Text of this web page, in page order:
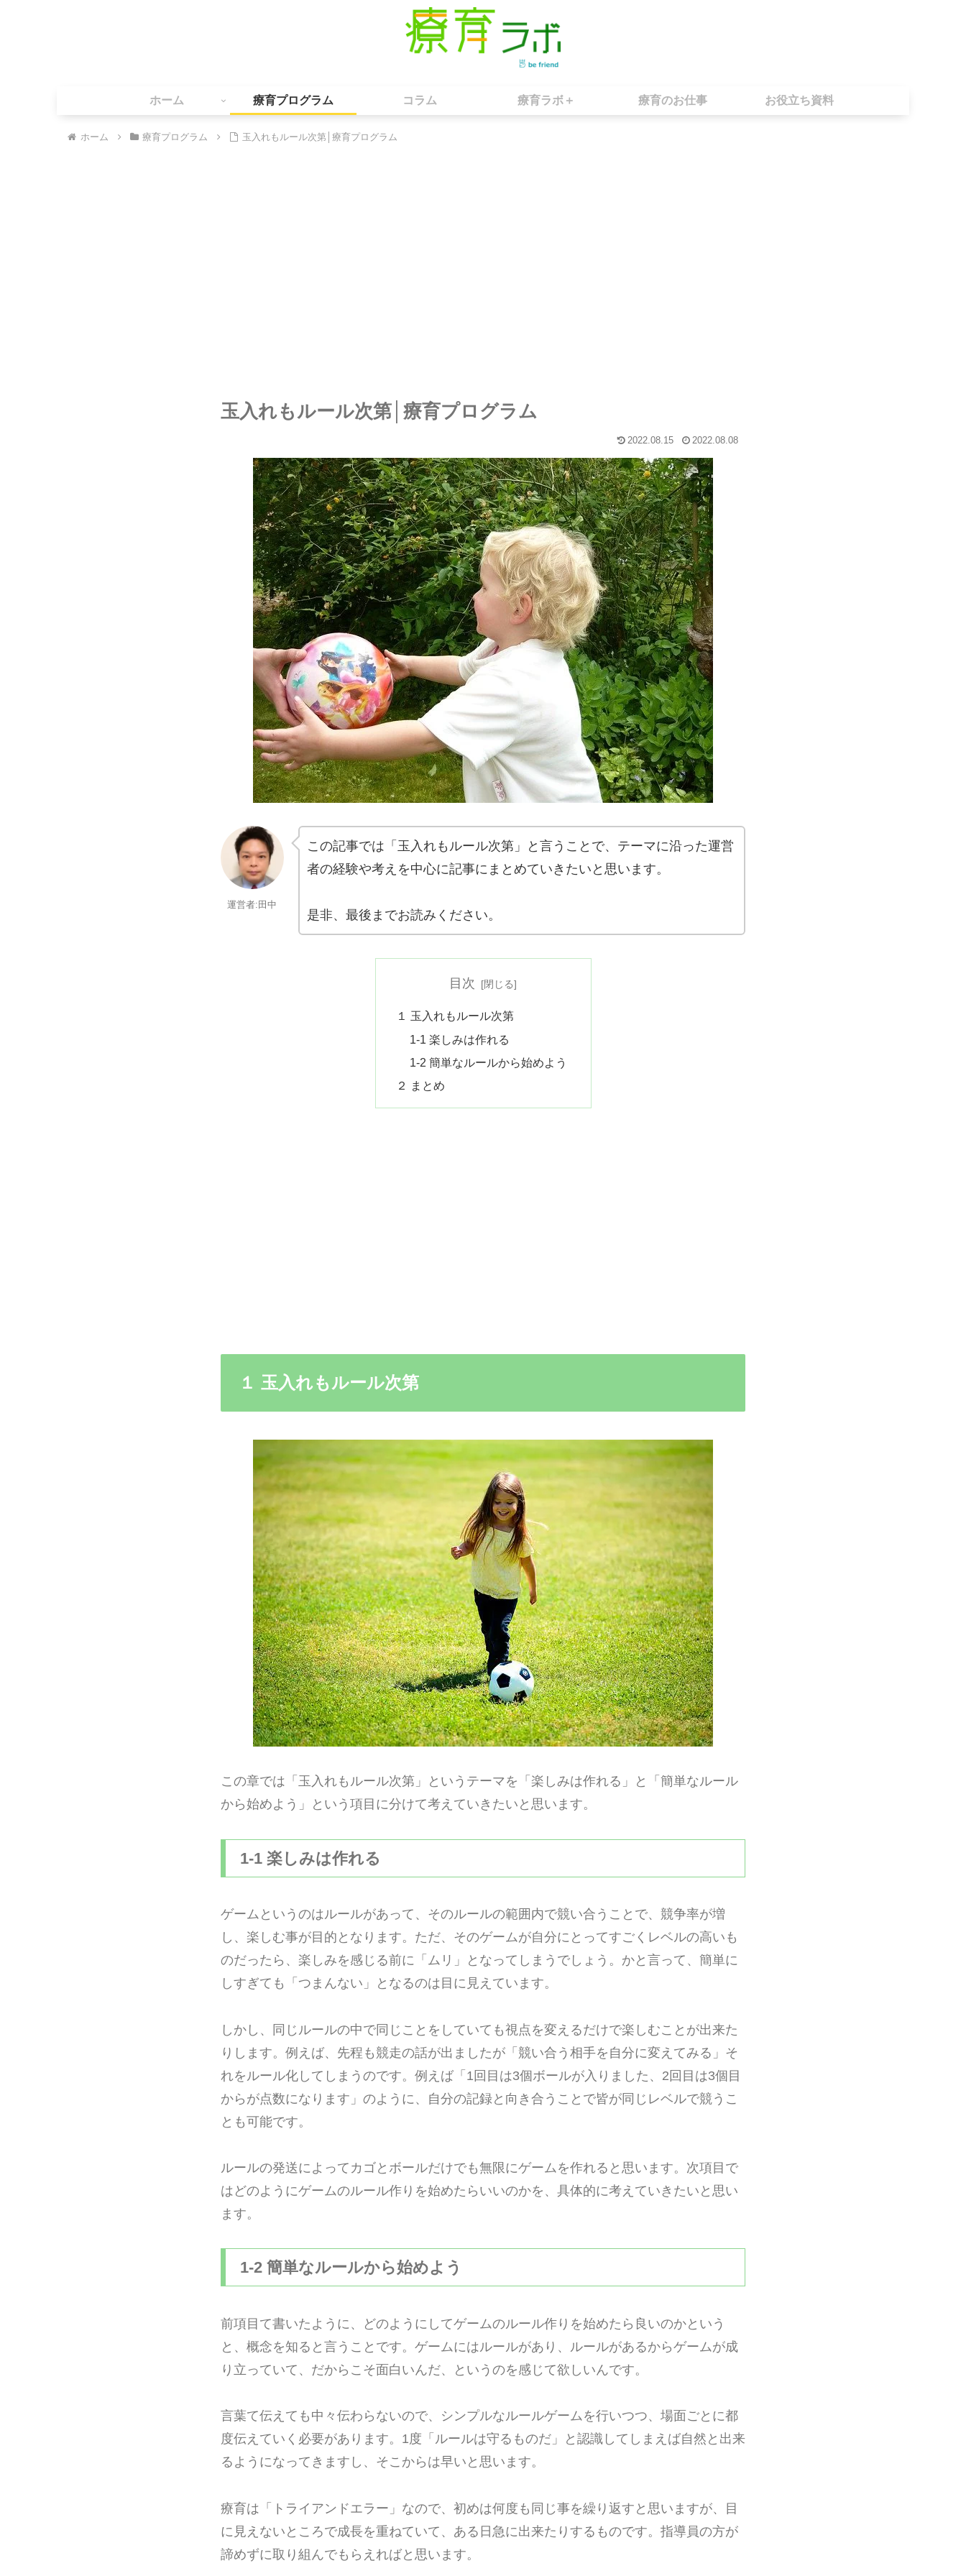
ホーム 療育プログラム コラム 療育ラボ＋ 療育のお仕事 お役立ち資料
ホーム 療育プログラム 玉入れもルール次第│療育プログラム
玉入れもルール次第│療育プログラム
2022.08.15 2022.08.08
運営者:田中
この記事では「玉入れもルール次第」と言うことで、テーマに沿った運営
者の経験や考えを中心に記事にまとめていきたいと思います。
是非、最後までお読みください。
目次
１ 玉入れもルール次第
1-1 楽しみは作れる
1-2 簡単なルールから始めよう
２ まとめ
１ 玉入れもルール次第
この章では「玉入れもルール次第」というテーマを「楽しみは作れる」と「簡単なルール
から始めよう」という項目に分けて考えていきたいと思います。
1-1 楽しみは作れる
ゲームというのはルールがあって、そのルールの範囲内で競い合うことで、競争率が増
し、楽しむ事が目的となります。ただ、そのゲームが自分にとってすごくレベルの高いも
のだったら、楽しみを感じる前に「ムリ」となってしまうでしょう。かと言って、簡単に
しすぎても「つまんない」となるのは目に見えています。
しかし、同じルールの中で同じことをしていても視点を変えるだけで楽しむことが出来た
りします。例えば、先程も競走の話が出ましたが「競い合う相手を自分に変えてみる」そ
れをルール化してしまうのです。例えば「1回目は3個ボールが入りました、2回目は3個目
からが点数になります」のように、自分の記録と向き合うことで皆が同じレベルで競うこ
とも可能です。
ルールの発送によってカゴとボールだけでも無限にゲームを作れると思います。次項目で
はどのようにゲームのルール作りを始めたらいいのかを、具体的に考えていきたいと思い
ます。
1-2 簡単なルールから始めよう
前項目て書いたように、どのようにしてゲームのルール作りを始めたら良いのかという
と、概念を知ると言うことです。ゲームにはルールがあり、ルールがあるからゲームが成
り立っていて、だからこそ面白いんだ、というのを感じて欲しいんです。
言葉て伝えても中々伝わらないので、シンプルなルールゲームを行いつつ、場面ごとに都
度伝えていく必要があります。1度「ルールは守るものだ」と認識してしまえば自然と出来
るようになってきますし、そこからは早いと思います。
療育は「トライアンドエラー」なので、初めは何度も同じ事を繰り返すと思いますが、目
に見えないところで成長を重ねていて、ある日急に出来たりするものです。指導員の方が
諦めずに取り組んでもらえればと思います。